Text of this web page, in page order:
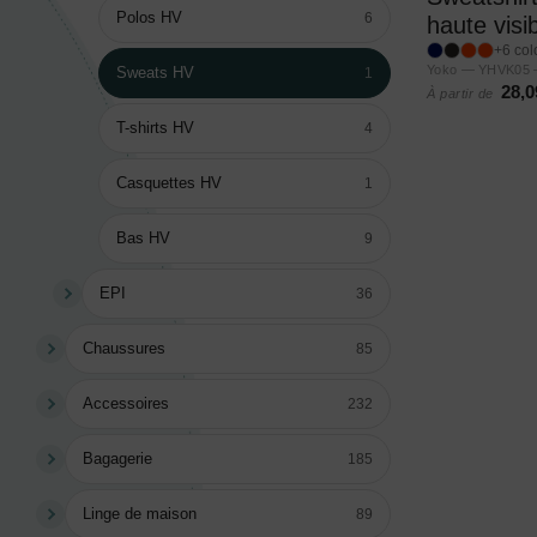
Polos HV 6
Sweats HV 1
T-shirts HV 4
Casquettes HV 1
Bas HV 9
EPI 36
Chaussures 85
Accessoires 232
Bagagerie 185
Linge de maison 89
haute
+6
Yoko — YHVK05
À partir de